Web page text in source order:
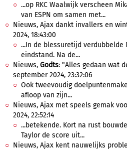
...op RKC Waalwijk verscheen
van ESPN om samen met...
Nieuws, Ajax dankt invallers en
2024, 18:43:00
...In de blessuretijd verdubbelde
eindstand. Na de...
Nieuws, Godts: "Alles gedaan wat
september 2024, 23:32:06
Ook tweevoudig
afloop van zijn...
Nieuws, Ajax met speels gemak
2024, 22:52:14
...betekende. Kort na rust
Taylor de score uit...
Nieuws, Ajax kent nauwelijks